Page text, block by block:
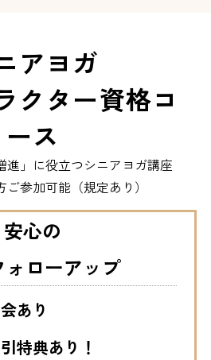
アヨガ
クター資格コ
ース
」に役立つシニアヨガ講座
参加可能（規定あり）
安心の
ォローアップ
あり
特典あり！